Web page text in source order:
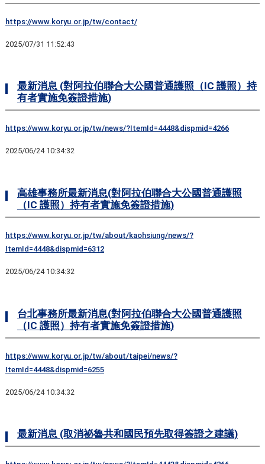
https://www.koryu.or.jp/tw/contact/
2025/07/31 11:52:43
最新消息 (對阿拉伯聯合大公國普通護照（IC 護照）持
有者實施免簽證措施)
https://www.koryu.or.jp/tw/news/?ItemId=4448&dispmid=4266
2025/06/24 10:34:32
高雄事務所最新消息(對阿拉伯聯合大公國普通護照
（IC 護照）持有者實施免簽證措施)
https://www.koryu.or.jp/tw/about/kaohsiung/news/?
ItemId=4448&dispmid=6312
2025/06/24 10:34:32
台北事務所最新消息(對阿拉伯聯合大公國普通護照
（IC 護照）持有者實施免簽證措施)
https://www.koryu.or.jp/tw/about/taipei/news/?
ItemId=4448&dispmid=6255
2025/06/24 10:34:32
最新消息 (取消祕魯共和國民預先取得簽證之建議)